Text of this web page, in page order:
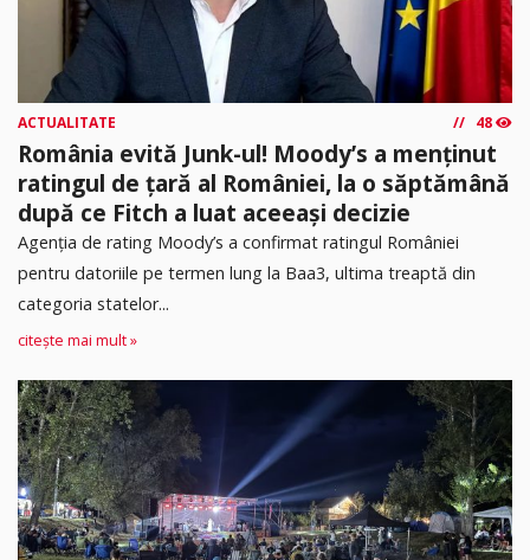
ACTUALITATE 48
România evită Junk-ul! Moody’s a menținut
ratingul de țară al României, la o săptămână
după ce Fitch a luat aceeași decizie
Agenția de rating Moody’s a confirmat ratingul României
pentru datoriile pe termen lung la Baa3, ultima treaptă din
categoria statelor...
citește mai mult »